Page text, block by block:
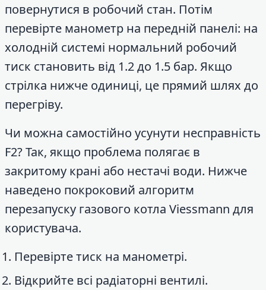
повернутися в робочий стан. Потім
перевірте манометр на передній панелі: на
холодній системі нормальний робочий
тиск становить від 1.2 до 1.5 бар. Якщо
стрілка нижче одиниці, це прямий шлях до
перегріву.
Чи можна самостійно усунути несправність
F2? Так, якщо проблема полягає в
закритому крані або нестачі води. Нижче
наведено покроковий алгоритм
перезапуску газового котла Viessmann для
користувача.
Перевірте тиск на манометрі.
Відкрийте всі радіаторні вентилі.